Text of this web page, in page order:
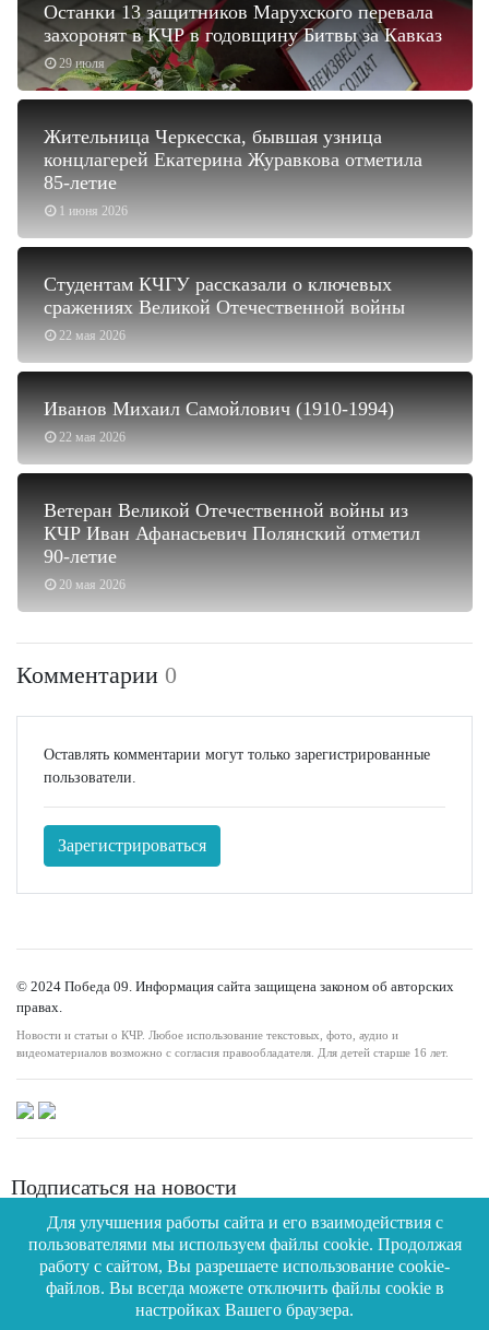
29 июля
Останки 13 защитников Марухского перевала
захоронят в КЧР в годовщину Битвы за Кавказ
1 июня 2026
Жительница Черкесска, бывшая узница
концлагерей Екатерина Журавкова отметила
85-летие
22 мая 2026
Студентам КЧГУ рассказали о ключевых
сражениях Великой Отечественной войны
22 мая 2026
Иванов Михаил Самойлович (1910-1994)
20 мая 2026
Ветеран Великой Отечественной войны из
КЧР Иван Афанасьевич Полянский отметил
90-летие
Комментарии 0
Оставлять комментарии могут только зарегистрированные
пользователи.
Зарегистрироваться
© 2024 Победа 09. Информация сайта защищена законом об авторских
правах.
Новости и статьи о КЧР. Любое использование текстовых, фото, аудио и
видеоматериалов возможно с согласия правообладателя. Для детей старше 16 лет.
Подписаться на новости
Подписаться
Для улучшения работы сайта и его взаимодействия с
пользователями мы используем файлы cookie. Продолжая
работу с сайтом, Вы разрешаете использование cookie-
файлов. Вы всегда можете отключить файлы cookie в
настройках Вашего браузера.